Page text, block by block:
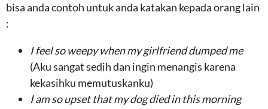
bisa anda contoh untuk anda katakan kepada orang lain
:
I feel so weepy when my girlfriend dumped me
(Aku sangat sedih dan ingin menangis karena
kekasihku memutuskanku)
I am so upset that my dog died in this morning